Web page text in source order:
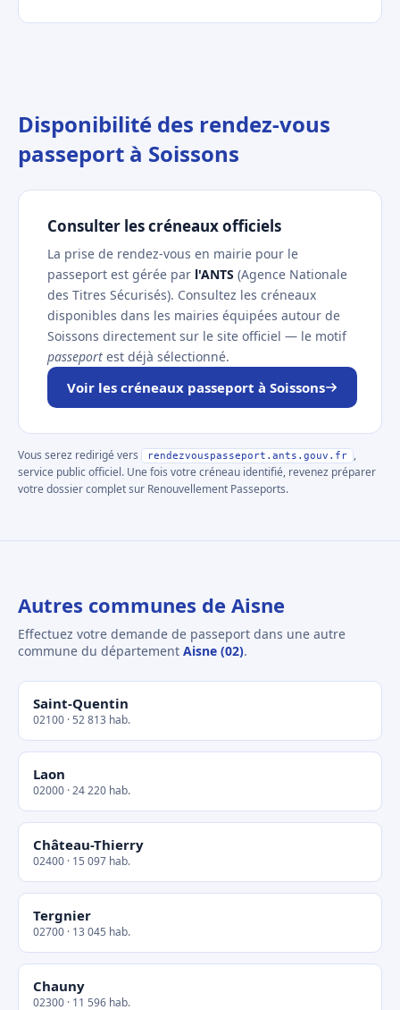
Disponibilité des rendez-vous
passeport à Soissons
Consulter les créneaux officiels
La prise de rendez-vous en mairie pour le
passeport est gérée par l'ANTS (Agence Nationale
des Titres Sécurisés). Consultez les créneaux
disponibles dans les mairies équipées autour de
Soissons directement sur le site officiel — le motif
passeport est déjà sélectionné.
Voir les créneaux passeport à Soissons
Vous serez redirigé vers rendezvouspasseport.ants.gouv.fr
,
service public officiel. Une fois votre créneau identifié, revenez préparer
votre dossier complet sur Renouvellement Passeports.
Autres communes de Aisne
Effectuez votre demande de passeport dans une autre
commune du département Aisne (02).
Saint-Quentin
02100 · 52 813 hab.
Laon
02000 · 24 220 hab.
Château-Thierry
02400 · 15 097 hab.
Tergnier
02700 · 13 045 hab.
Chauny
02300 · 11 596 hab.